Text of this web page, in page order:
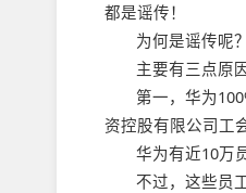
都是谣传！
为何是谣传呢？
主要有三点原因
第一，华为
资控股有限公司工
华为有近10万
不过，这些员